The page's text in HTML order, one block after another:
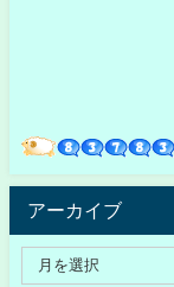
アーカイブ